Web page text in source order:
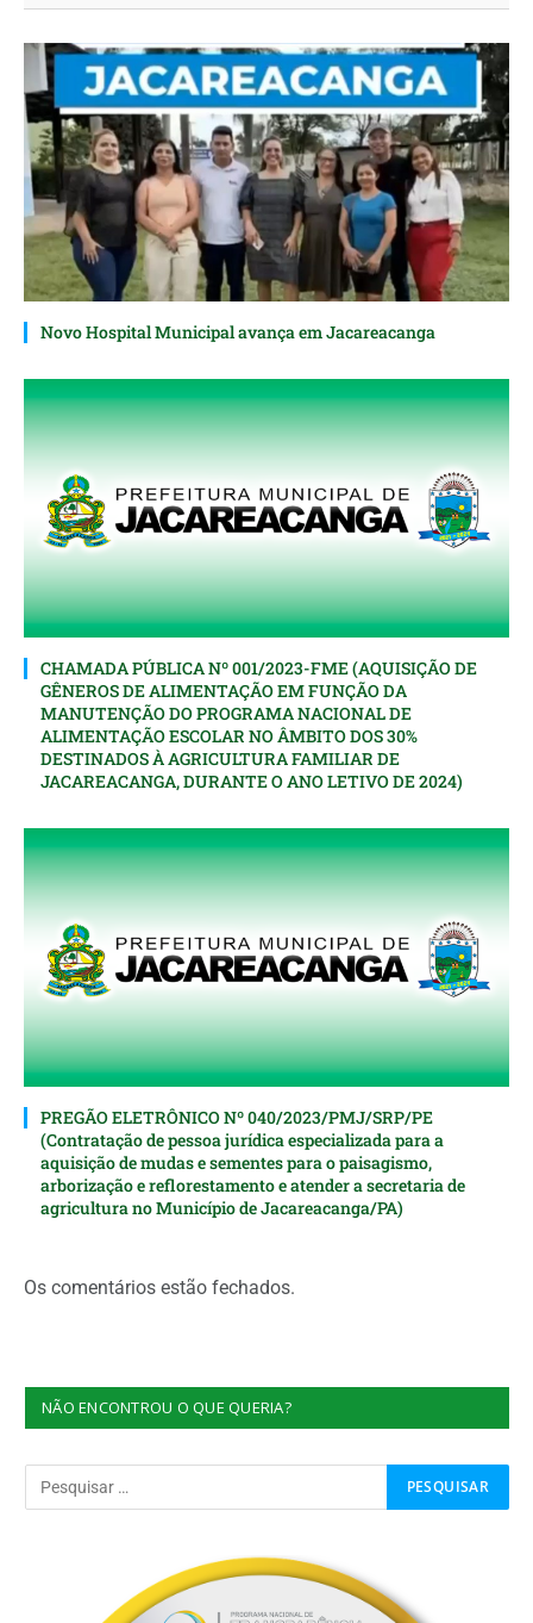
Novo Hospital Municipal avança em Jacareacanga
CHAMADA PÚBLICA Nº 001/2023-FME (AQUISIÇÃO DE
GÊNEROS DE ALIMENTAÇÃO EM FUNÇÃO DA
MANUTENÇÃO DO PROGRAMA NACIONAL DE
ALIMENTAÇÃO ESCOLAR NO ÂMBITO DOS 30%
DESTINADOS À AGRICULTURA FAMILIAR DE
JACAREACANGA, DURANTE O ANO LETIVO DE 2024)
PREGÃO ELETRÔNICO Nº 040/2023/PMJ/SRP/PE
(Contratação de pessoa jurídica especializada para a
aquisição de mudas e sementes para o paisagismo,
arborização e reflorestamento e atender a secretaria de
agricultura no Município de Jacareacanga/PA)
Os comentários estão fechados.
NÃO ENCONTROU O QUE QUERIA?